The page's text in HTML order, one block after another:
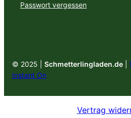
Passwort vergessen
© 2025 | Schmetterlingladen.de
Instant On
Vertrag